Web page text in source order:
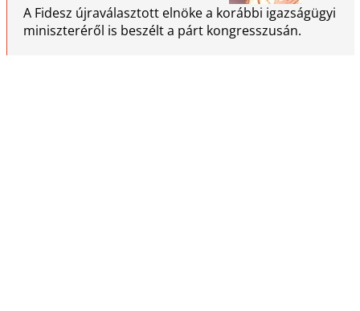
A Fidesz újraválasztott elnöke a korábbi igazságügyi
miniszteréről is beszélt a párt kongresszusán.